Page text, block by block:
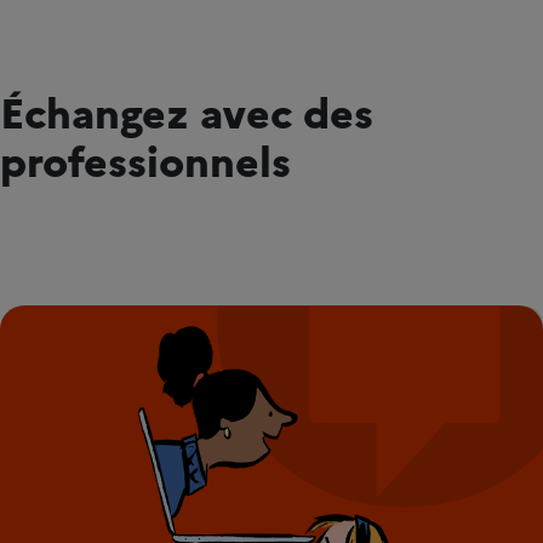
Échangez avec des
professionnels